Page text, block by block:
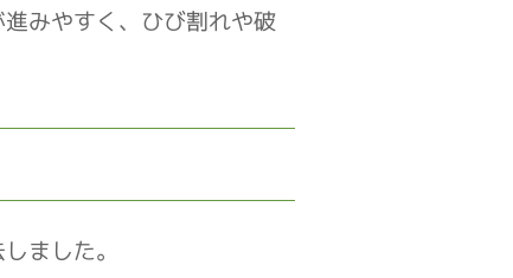
みやすく、ひび割れや破
ました。